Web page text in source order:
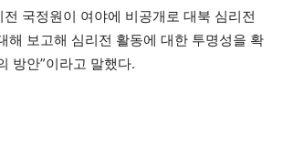
전 국정원이 여야에 비공개로 대북 심리전
해 보고해 심리전 활동에 대한 투명성을 확
방안”이라고 말했다.